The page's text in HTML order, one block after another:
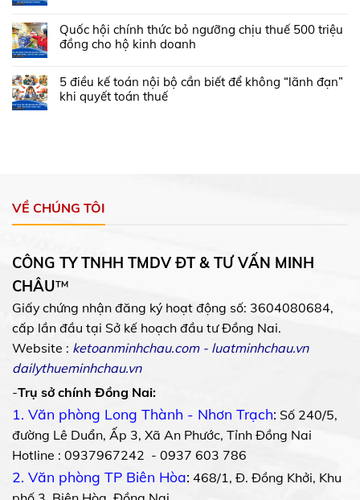
Quốc hội chính thức bỏ ngưỡng chịu thuế 500 triệu
đồng cho hộ kinh doanh
5 điều kế toán nội bộ cần biết để không “lãnh đạn”
khi quyết toán thuế
VỀ CHÚNG TÔI
CÔNG TY TNHH TMDV ĐT & TƯ VẤN MINH
CHÂU™
Giấy chứng nhận đăng ký hoạt động số: 3604080684,
cấp lần đầu tại Sở kế hoạch đầu tư Đồng Nai.
Website : ketoanminhchau.com- luatminhchau.vn
dailythueminhchau.vn
-Trụ sở chính Đồng Nai:
1. Văn phòng Long Thành - Nhơn Trạch: Số 240/5,
đường Lê Duẩn, Ấp 3, Xã An Phước, Tỉnh Đồng Nai
Hotline : 0937967242 - 0937 603 786
2. Văn phòng TP Biên Hòa: 468/1, Đ. Đồng Khởi, Khu